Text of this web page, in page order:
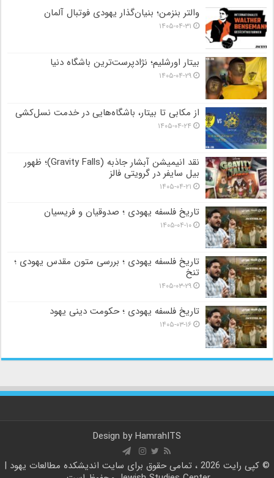
والتر بنزمن؛ بنیان‌گذار یهودی فوتبال آلمان
۱۴۰۵-۰۴-۳۱
بیتار اورشلیم؛ نژادپرست‌ترین باشگاه دنیا
۱۴۰۵-۰۴-۲۹
از مکابی تا بیتار، باشگاه‌هایی در خدمت نسل‌کشی
۱۴۰۵-۰۴-۲۴
نقد انیمیشن آبشار جاذبه (Gravity Falls)؛ ظهور
بیل سایفر در گرویتی فالز
۱۴۰۵-۰۴-۲۱
تاریخ فلسفه یهودی ؛ صدوقیان و فریسیان
۱۴۰۵-۰۴-۱۰
تاریخ فلسفه یهودی ؛ بررسی متون مقدس یهودی ؛
تنخ
۱۴۰۵-۰۳-۲۹
تاریخ فلسفه یهودی ؛ حکومت دینی یهود
۱۴۰۵-۰۳-۱۶
Design by HamrahITS
© کپی رایت 2026 ، تمامی حقوق برای سایت
اندیشکده مطالعات یهود |